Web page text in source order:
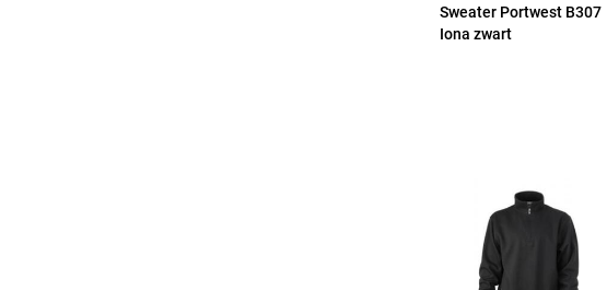
Sweater Portwest B307
Iona zwart